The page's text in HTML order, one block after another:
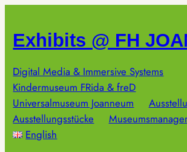
springen
Exhibits @ FH
Digital Media & Immersive Systems
Kindermuseum FRida & freD
Universalmuseum Joanneum
Ausstellungsstücke
English